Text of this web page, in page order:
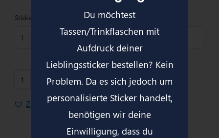
Stickernummer
In den Warenkorb
Zur Wunschliste hinzufügen
Du möchtest
Tassen/Trinkflaschen mit
Aufdruck deiner
Lieblingssticker bestellen? Kein
Problem. Da es sich jedoch um
personalisierte Sticker handelt,
benötigen wir deine
Einwilligung, dass du